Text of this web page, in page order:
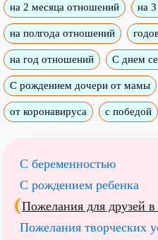
на 2 месяца отношений на
на полгода отношений
на год отношений С днем
С рождением дочери от мамы
от коронавируса с победой
С беременностью
С рождением ребенка
Пожелания для друзей в
Пожелания творческих